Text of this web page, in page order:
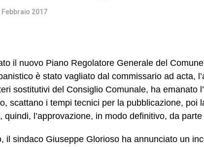
Febbraio 2017
il nuovo Piano Regolatore Generale del
è stato vagliato dal commissario ad acta,
sostitutivi del Consiglio Comunale, ha emanato
scattano i tempi tecnici per la pubblicazione, poi
quindi, l’approvazione, in modo definitivo, da
il sindaco Giuseppe Glorioso ha annunciato un